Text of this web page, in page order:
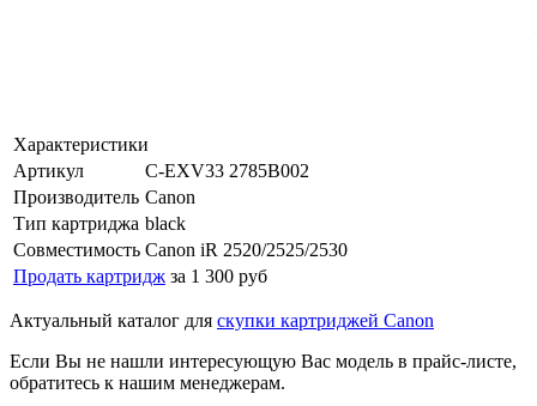
Характеристики
Артикул
C-EXV33 2785B002
Производитель Canon
Тип картриджа black
Совместимость Canon iR 2520/2525/2530
Продать картридж за 1 300 руб
Актуальный каталог для скупки картриджей Canon
Если Вы не нашли интересующую Вас модель в прайс-листе,
обратитесь к нашим менеджерам.